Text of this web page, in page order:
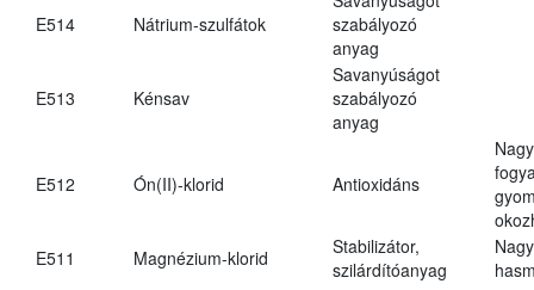
E514 Nátrium-szulfátok
szabályozó
anyag
E513 Kénsav
Savanyúságot
szabályozó
anyag
E512 Ón(II)-klorid Antioxidáns
E511
Magnézium-klorid
Stabilizátor,
szilárdítóanyag